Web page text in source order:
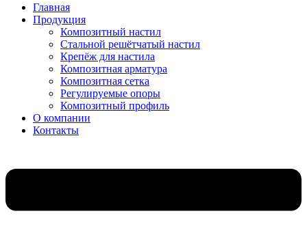
Главная
Продукция
Композитный настил
Стальной решётчатый настил
Крепёж для настила
Композитная арматура
Композитная сетка
Регулируемые опоры
Композитный профиль
О компании
Контакты